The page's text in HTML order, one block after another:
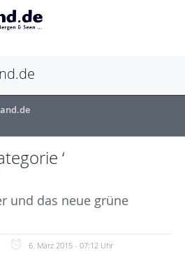
‘
und das neue grüne
6. März 2015 - 07:12 Uhr